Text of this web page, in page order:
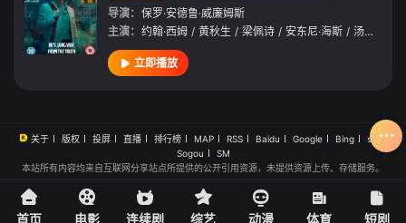
导演： 保罗·安德鲁·威廉姆斯
主演： 约翰·西姆 / 黄秋生 / 梁佩诗 / 安东尼·海斯 / 汤姆·吴
立即播放
关于 版权 投屏 直播 排行榜 MAP RSS Baidu Google Bing
so
Sogou
SM
本站所有内容均来自互联网分享站点所提供的公开引用资源，未提供资源上传、存储服务。
首页 电影 连续剧 综艺 动漫 体育 短剧